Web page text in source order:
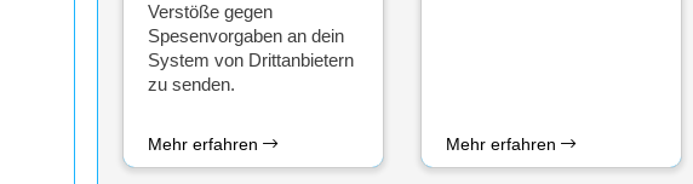
Verstöße gegen
Spesenvorgaben an dein
System von Drittanbietern
zu senden.
Mehr erfahren Mehr erfahren